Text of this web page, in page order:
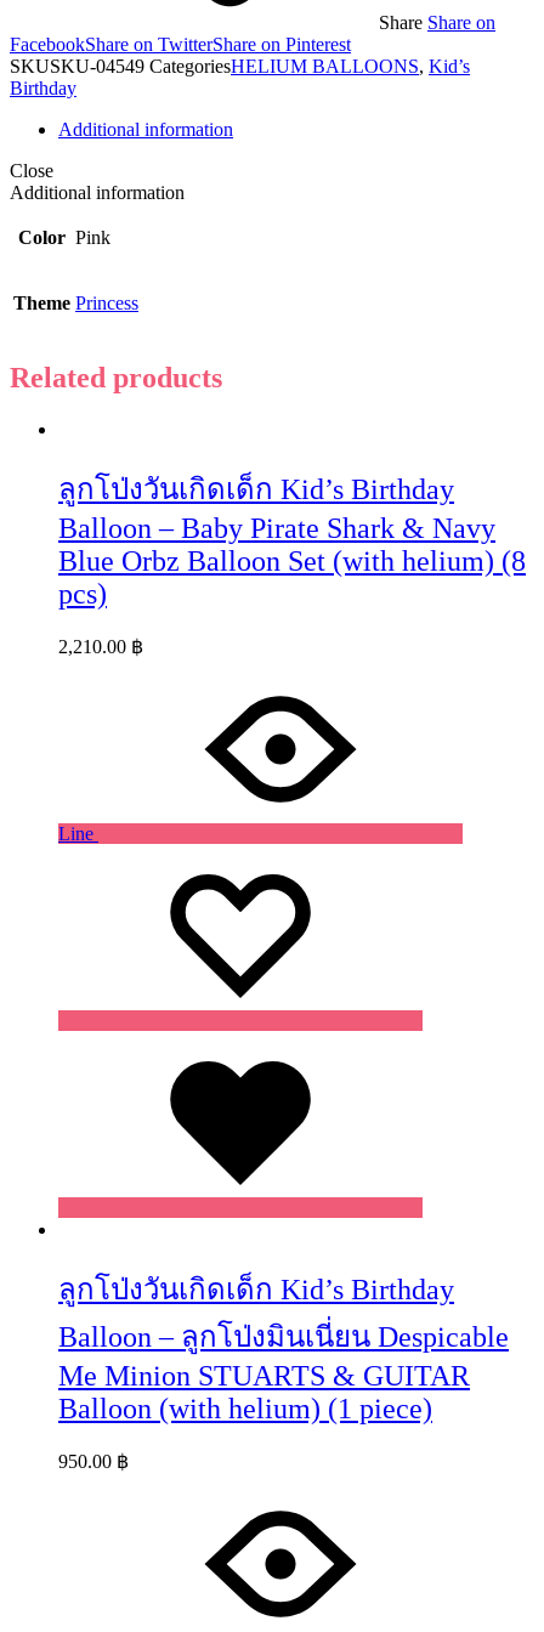
Share Share on
FacebookShare on TwitterShare on Pinterest
SKUSKU-04549 CategoriesHELIUM BALLOONS, Kid’s
Birthday
Additional information
Close
Additional information
Color Pink
Theme Princess
Related products
ลูกโป่งวันเกิดเด็ก Kid’s Birthday
Balloon – Baby Pirate Shark & Navy
Blue Orbz Balloon Set (with helium) (8
pcs)
2,210.00 ฿
Line
ลูกโป่งวันเกิดเด็ก Kid’s Birthday
Balloon – ลูกโป่งมินเนี่ยน Despicable
Me Minion STUARTS & GUITAR
Balloon (with helium) (1 piece)
950.00 ฿